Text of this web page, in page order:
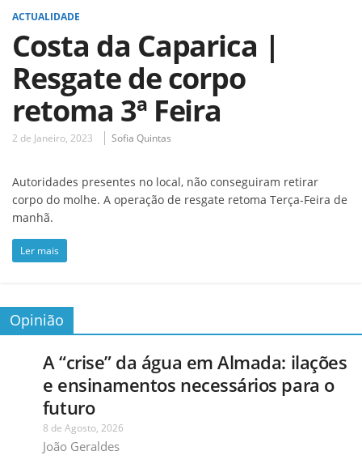
ACTUALIDADE
Costa da Caparica |
Resgate de corpo
retoma 3ª Feira
2 de Janeiro, 2023 Sofia Quintas
Autoridades presentes no local, não conseguiram retirar
corpo do molhe. A operação de resgate retoma Terça-Feira de
manhã.
Ler mais
Opinião
A “crise” da água em Almada: ilações
e ensinamentos necessários para o
futuro
8 de Agosto, 2026
João Geraldes